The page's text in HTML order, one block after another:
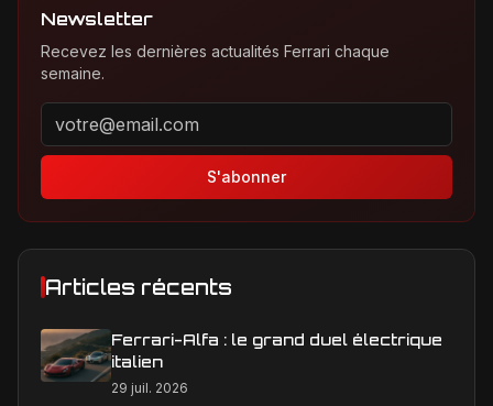
Newsletter
Recevez les dernières actualités Ferrari chaque
semaine.
Adresse email pour la newsletter
S'abonner
Articles récents
Ferrari-Alfa : le grand duel électrique
italien
29 juil. 2026